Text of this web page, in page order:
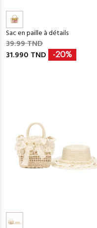
Sac en paille à détails
39.99 TND
31.990 TND
-20%